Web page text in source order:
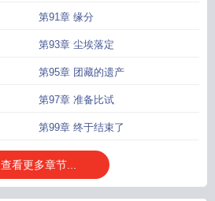
第91章 缘分
第93章 尘埃落定
第95章 团藏的遗产
第97章 准备比试
第99章 终于结束了
查看更多章节...